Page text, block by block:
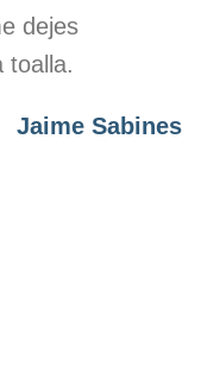
dejes
toalla.
Jaime Sabines